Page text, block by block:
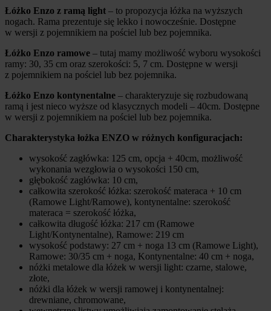
Łóżko Enzo z ramą light – to propozycja łóżka na wyższych
nogach. Rama prezentuje się lekko i nowocześnie. Dostępne
w wersji z pojemnikiem na pościel lub bez pojemnika.
Łóżko Enzo ramowe – tutaj mamy możliwość wyboru wysokości
ramy: 30, 35 cm oraz szerokości: 5, 7 cm. Dostępne w wersji
z pojemnikiem na pościel lub bez pojemnika.
Łóżko Enzo kontynentalne – charakteryzuje się rozbudowaną
ramą i jest nieco wyższe od klasycznych modeli – 40cm. Dostępne
w wersji z pojemnikiem na pościel lub bez pojemnika.
Charakterystyka łożka ENZO w różnych konfiguracjach:
wysokość zagłówka: 125 cm, opcja + 40cm, możliwość
wykonania wezgłowia o wysokości 150 cm,
głębokość zagłówka: 10 cm,
całkowita szerokość łóżka: szerokość materaca + 10 cm
(Ramowe Light/Ramowe), kontynentalne: szerokość
materaca = szerokość łóżka,
całkowita długość łóżka: 217 cm (Ramowe
Light/Kontynentalne), Ramowe: 219 cm
wysokość podstawy: 27 cm + noga 13 cm (Ramowe Light),
Ramowe: 30/35 cm + noga, Kontynentalne: 40 cm + noga,
nóżki metalowe dla łóżek w wersji light: czarne, stalowe,
złote,
nóżki dla łóżek w wersji ramowej i kontynentalnej:
drewniane, chromowane,